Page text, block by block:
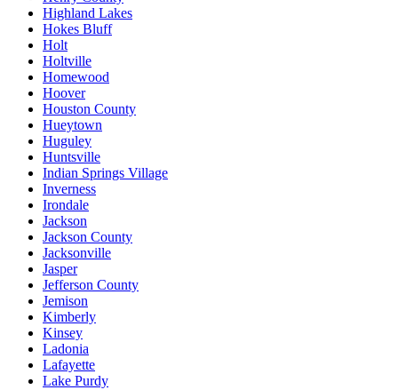
Highland Lakes
Hokes Bluff
Holt
Holtville
Homewood
Hoover
Houston County
Hueytown
Huguley
Huntsville
Indian Springs Village
Inverness
Irondale
Jackson
Jackson County
Jacksonville
Jasper
Jefferson County
Jemison
Kimberly
Kinsey
Ladonia
Lafayette
Lake Purdy